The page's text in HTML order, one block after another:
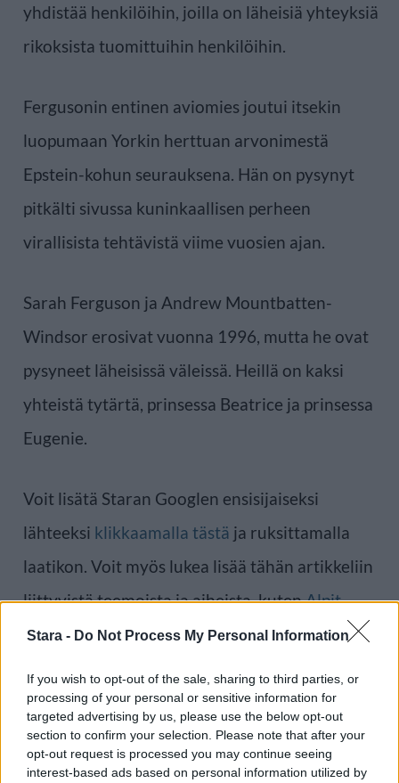
Stara - Do Not Process My Personal Information
If you wish to opt-out of the sale, sharing to third parties, or
processing of your personal or sensitive information for
targeted advertising by us, please use the below opt-out
section to confirm your selection. Please note that after your
opt-out request is processed you may continue seeing
interest-based ads based on personal information utilized by
yhdistää henkilöihin, joilla on läheisiä yhteyksiä
rikoksista tuomittuihin henkilöihin.
Fergusonin entinen aviomies joutui itsekin
luopumaan Yorkin herttuan arvonimestä
Epstein-kohun seurauksena. Hän on pysynyt
pitkälti sivussa kuninkaallisen perheen
virallisista tehtävistä viime vuosien ajan.
Sarah Ferguson ja Andrew Mountbatten-
Windsor erosivat vuonna 1996, mutta he ovat
pysyneet läheisissä väleissä. Heillä on kaksi
yhteistä tytärtä, prinsessa Beatrice ja prinsessa
Eugenie.
Voit lisätä Staran Googlen ensisijaiseksi
lähteeksi klikkaamalla tästä ja ruksittamalla
laatikon. Voit myös lukea lisää tähän artikkeliin
liittyvistä teemoista ja aiheista, kutenAlpit,
Sarah Fergusontai laajemmin samasta
Ilmoita virheestä·Tietoa meistä·Toimitusperiaatteet